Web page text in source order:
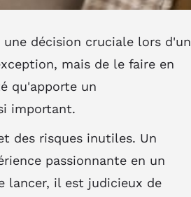
décision cruciale lors d'un
mais de le faire en
qu'apporte un
important.
des risques inutiles. Un
passionnante en un
lancer, il est judicieux de